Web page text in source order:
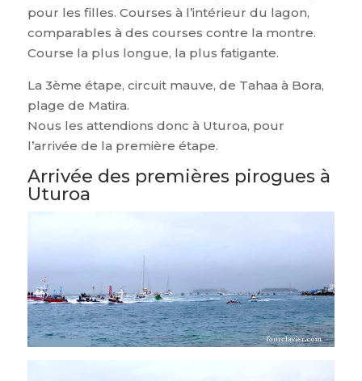
pour les filles. Courses à l’intérieur du lagon,
comparables à des courses contre la montre.
Course la plus longue, la plus fatigante.
La 3ème étape, circuit mauve, de Tahaa à Bora,
plage de Matira.
Nous les attendions donc à Uturoa, pour
l’arrivée de la première étape.
Arrivée des premières pirogues à
Uturoa